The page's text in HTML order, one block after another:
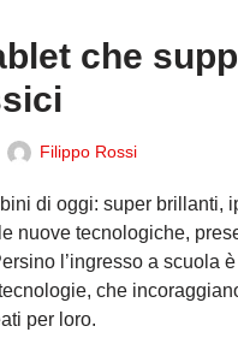
che
Filippo Rossi
di oggi: super brillanti,
nuove tecnologiche,
l’ingresso a scuola
che
per loro.